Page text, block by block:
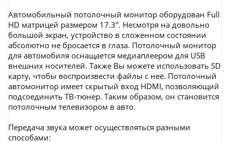
Автомобильный потолочный монитор оборудован Full
HD матрицей размером 17.3". Несмотря на довольно
большой экран, устройство в сложенном состоянии
абсолютно не бросается в глаза. Потолочный монитор
для автомобиля оснащается медиаплеером для USB
внешних носителей. Также Вы можете использовать SD
карту, чтобы воспроизвести файлы с неё. Потолочный
автомонитор имеет скрытый вход HDMI, позволяющий
подсоединить ТВ-тюнер. Таким образом, он становится
потолочным телевизором в авто.
Передача звука может осуществляться разными
способами: